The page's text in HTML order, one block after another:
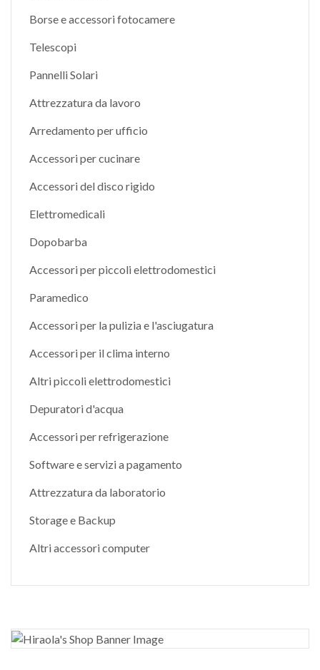
Borse e accessori fotocamere
Telescopi
Pannelli Solari
Attrezzatura da lavoro
Arredamento per ufficio
Accessori per cucinare
Accessori del disco rigido
Elettromedicali
Dopobarba
Accessori per piccoli elettrodomestici
Paramedico
Accessori per la pulizia e l'asciugatura
Accessori per il clima interno
Altri piccoli elettrodomestici
Depuratori d'acqua
Accessori per refrigerazione
Software e servizi a pagamento
Attrezzatura da laboratorio
Storage e Backup
Altri accessori computer